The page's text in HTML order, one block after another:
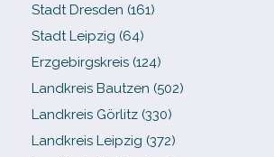
Stadt Dresden (161)
Stadt Leipzig (64)
Erzgebirgskreis (124)
Landkreis Bautzen (502)
Landkreis Görlitz (330)
Landkreis Leipzig (372)